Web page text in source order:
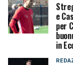
e
per
in